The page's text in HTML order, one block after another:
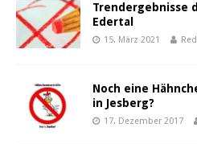
Trendergebnisse
Edertal
15. März 2021
Noch eine
in Jesberg?
17. Dezember 2017